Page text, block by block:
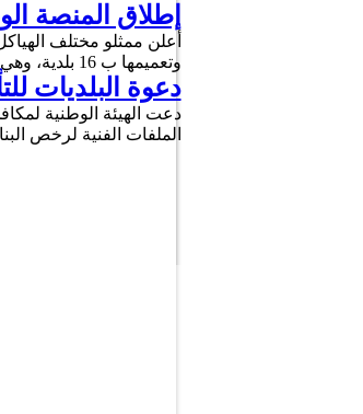
إطلاق المنصة
أعلن ممثلو مختلف
وتعميمها ب 16 بلدية، وهي منصة شاملة تُحوّل عملية إصدار تراخيص البناء بأكملها إلى عملية رقمية، بدءًا من تقديم …
دعوة البلديات
دعت الهيئة الوطنية
الملفات الفنية لرخص